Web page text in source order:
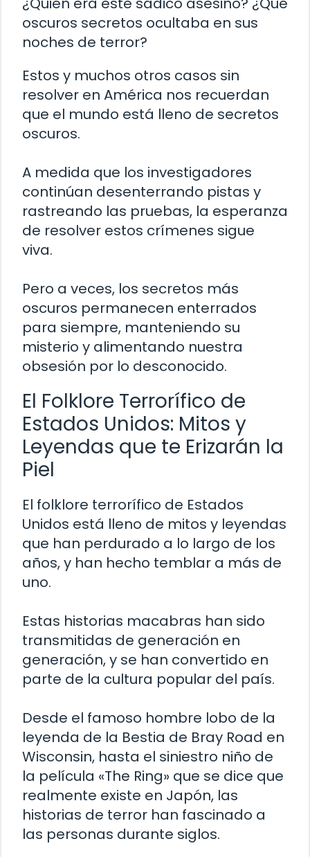
oscuros secretos ocultaba en sus
noches de terror?
Estos y muchos otros casos sin
resolver en América nos recuerdan
que el mundo está lleno de secretos
oscuros.
A medida que los investigadores
continúan desenterrando pistas y
rastreando las pruebas, la esperanza
de resolver estos crímenes sigue
viva.
Pero a veces, los secretos más
oscuros permanecen enterrados
para siempre, manteniendo su
misterio y alimentando nuestra
obsesión por lo desconocido.
El Folklore Terrorífico de
Estados Unidos: Mitos y
Leyendas que te Erizarán la
Piel
El folklore terrorífico de Estados
Unidos está lleno de mitos y leyendas
que han perdurado a lo largo de los
años, y han hecho temblar a más de
uno.
Estas historias macabras han sido
transmitidas de generación en
generación, y se han convertido en
parte de la cultura popular del país.
Desde el famoso hombre lobo de la
leyenda de la Bestia de Bray Road en
Wisconsin, hasta el siniestro niño de
la película «The Ring» que se dice que
realmente existe en Japón, las
historias de terror han fascinado a
las personas durante siglos.